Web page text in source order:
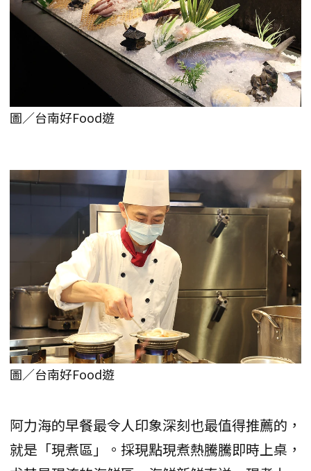
圖／台南好Food遊
圖／台南好Food遊
阿力海的早餐最令人印象深刻也最值得推薦的，
就是「現煮區」。採現點現煮熱騰騰即時上桌，